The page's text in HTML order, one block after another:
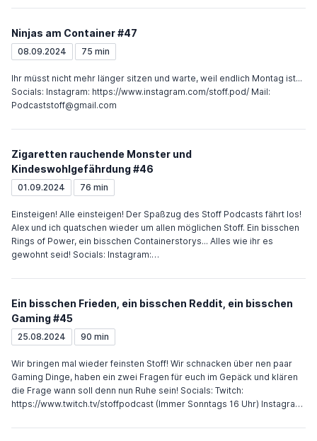
Ninjas am Container #47
08.09.2024 75 min
Ihr müsst nicht mehr länger sitzen und warte, weil endlich Montag ist...
Socials: Instagram: https://www.instagram.com/stoff.pod/ Mail:
Podcaststoff@gmail.com
Zigaretten rauchende Monster und
Kindeswohlgefährdung #46
01.09.2024 76 min
Einsteigen! Alle einsteigen! Der Spaßzug des Stoff Podcasts fährt los!
Alex und ich quatschen wieder um allen möglichen Stoff. Ein bisschen
Rings of Power, ein bisschen Containerstorys... Alles wie ihr es
gewohnt seid! Socials: Instagram:
Ein bisschen Frieden, ein bisschen Reddit, ein bisschen
Gaming #45
25.08.2024 90 min
Wir bringen mal wieder feinsten Stoff! Wir schnacken über nen paar
Gaming Dinge, haben ein zwei Fragen für euch im Gepäck und klären
die Frage wann soll denn nun Ruhe sein! Socials: Twitch:
https://www.twitch.tv/stoffpodcast (Immer Sonntags 16 Uhr) Instagram: